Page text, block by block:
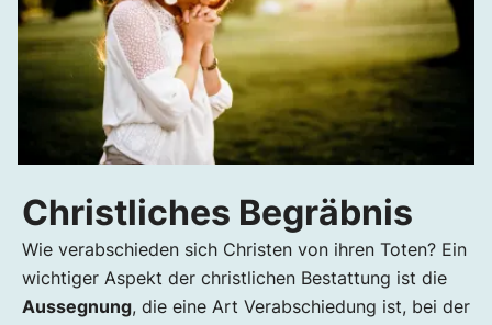
Christliches Begräbnis
Wie verabschieden sich Christen von ihren Toten? Ein
wichtiger Aspekt der christlichen Bestattung ist die
Aussegnung, die eine Art Verabschiedung ist, bei der